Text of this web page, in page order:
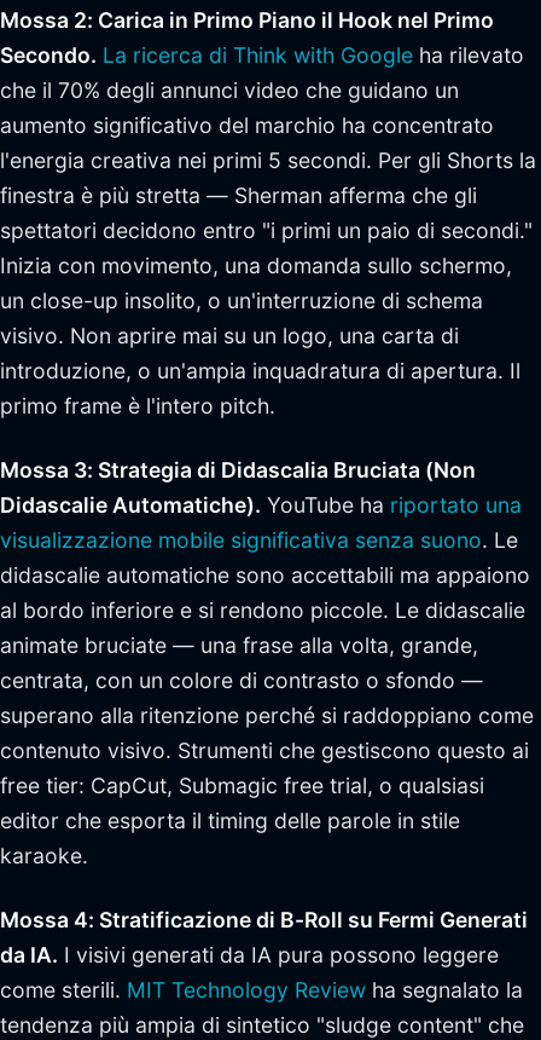
Mossa 2: Carica in Primo Piano il Hook nel Primo
Secondo. La ricerca di Think with Google ha rilevato
che il 70% degli annunci video che guidano un
aumento significativo del marchio ha concentrato
l'energia creativa nei primi 5 secondi. Per gli Shorts la
finestra è più stretta — Sherman afferma che gli
spettatori decidono entro "i primi un paio di secondi."
Inizia con movimento, una domanda sullo schermo,
un close-up insolito, o un'interruzione di schema
visivo. Non aprire mai su un logo, una carta di
introduzione, o un'ampia inquadratura di apertura. Il
primo frame è l'intero pitch.
Mossa 3: Strategia di Didascalia Bruciata (Non
Didascalie Automatiche). YouTube ha riportato una
visualizzazione mobile significativa senza suono. Le
didascalie automatiche sono accettabili ma appaiono
al bordo inferiore e si rendono piccole. Le didascalie
animate bruciate — una frase alla volta, grande,
centrata, con un colore di contrasto o sfondo —
superano alla ritenzione perché si raddoppiano come
contenuto visivo. Strumenti che gestiscono questo ai
free tier: CapCut, Submagic free trial, o qualsiasi
editor che esporta il timing delle parole in stile
karaoke.
Mossa 4: Stratificazione di B-Roll su Fermi Generati
da IA. I visivi generati da IA pura possono leggere
come sterili. MIT Technology Review ha segnalato la
tendenza più ampia di sintetico "sludge content" che